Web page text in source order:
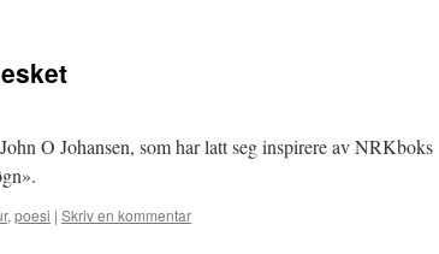
O Johansen, som har latt seg inspirere av NRKboks
, poesi | Skriv en kommentar